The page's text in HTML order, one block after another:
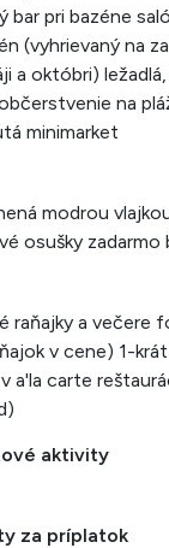
bar pri bazéne
(vyhrievaný na
a októbri)
na
minimarket
modrou
osušky zadarmo
raňajky a večere
v cene) 1-
a'la carte
aktivity
za príplatok